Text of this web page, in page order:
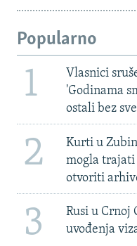
Popularno
1
Vlasnici
'Godinama
ostali bez
2
Kurti u
mogla
otvoriti
3
Rusi u Crnoj
uvođenja